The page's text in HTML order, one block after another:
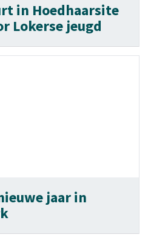
in Hoedhaarsite
Lokerse jeugd
jaar in